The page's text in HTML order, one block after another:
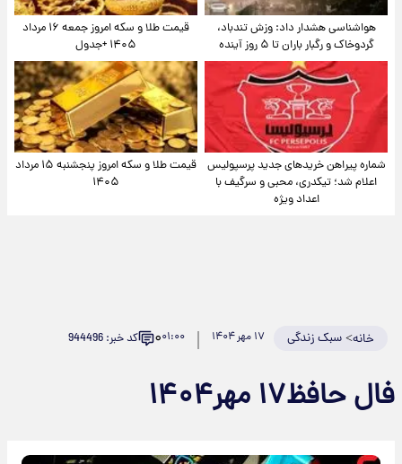
هواشناسی هشدار داد: وزش تندباد،
گردوخاک و رگبار باران تا ۵ روز آینده
قیمت طلا و سکه امروز جمعه ۱۶ مرداد
۱۴۰۵ +جدول
شماره پیراهن خریدهای جدید پرسپولیس
اعلام شد؛ تیکدری، محبی و سرگیف با
اعداد ویژه
قیمت طلا و سکه امروز پنجشنبه ۱۵ مرداد
۱۴۰۵
خانه>سبک زندگی ۱۷ مهر ۱۴۰۴ ۰۱:۰۰۰ کد خبر: 944496
فال حافظ۱۷ مهر۱۴۰۴